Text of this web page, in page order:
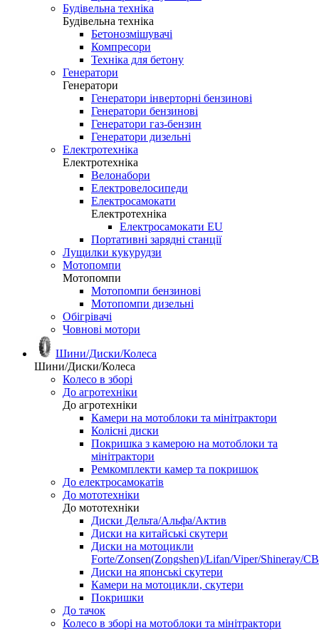
Будівельна техніка
Будівельна техніка
Бетонозмішувачі
Компресори
Техніка для бетону
Генератори
Генератори
Генератори інверторні бензинові
Генератори бензинові
Генератори газ-бензин
Генератори дизельні
Електротехніка
Електротехніка
Велонабори
Електровелосипеди
Електросамокати
Електротехніка
Електросамокати EU
Портативні зарядні станції
Лущилки кукурудзи
Мотопомпи
Мотопомпи
Мотопомпи бензинові
Мотопомпи дизельні
Обігрівачі
Човнові мотори
Шини/Диски/Колеса
Шини/Диски/Колеса
Колесо в зборі
До агротехніки
До агротехніки
Камери на мотоблоки та мінітрактори
Колісні диски
Покришка з камерою на мотоблоки та
мінітрактори
Ремкомплекти камер та покришок
До електросамокатів
До мототехніки
До мототехніки
Диски Дельта/Альфа/Актив
Диски на китайські скутери
Диски на мотоцикли
Forte/Zonsen(Zongshen)/Lifan/Viper/Shineray/CB
Диски на японські скутери
Камери на мотоцикли, скутери
Покришки
До тачок
Колесо в зборі на мотоблоки та мінітрактори